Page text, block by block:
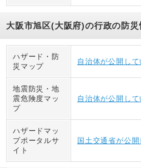
大阪市旭区(大阪府)の行政の防災
ハザード・防
災マップ
自治体が公開し
地震防災・地
震危険度マッ
プ
自治体が公開し
ハザードマッ
プポータルサ
イト
国土交通省が公